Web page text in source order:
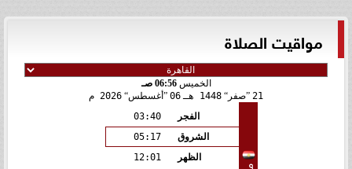
مواقيت الصلاة
الخميس06:56 صـ
21 صفر 1448 هـ 06 أغسطس 2026 م
الفجر
03:40
الشروق
05:17
الظهر
12:01